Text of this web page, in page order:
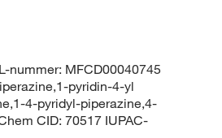
nummer: MFCD00040745
pyridin-4-yl
4-pyridyl-piperazine,4-
CID: 70517 IUPAC-